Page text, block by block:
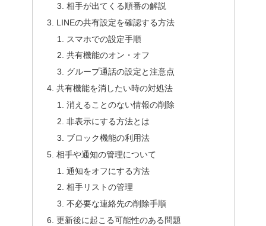
相手が出てくる順番の解説
LINEの共有設定を確認する方法
スマホでの設定手順
共有機能のオン・オフ
グループ通話の設定と注意点
共有機能を消したい時の対処法
消えることのない情報の削除
非表示にする方法とは
ブロック機能の利用法
相手や通知の管理について
通知をオフにする方法
相手リストの管理
不必要な連絡先の削除手順
更新後に起こる可能性のある問題